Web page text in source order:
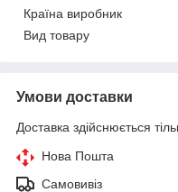
Країна виробник
Вид товару
Умови доставки
Доставка здійснюється
Нова Пошта
Самовивіз